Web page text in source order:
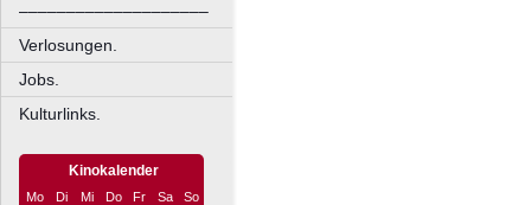
––––––––––––––––––––
Verlosungen.
Jobs.
Kulturlinks.
Kinokalender
Mo Di Mi Do Fr Sa So